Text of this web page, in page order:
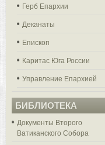
Герб Епархии
Деканаты
Епископ
Каритас Юга России
Управление Епархией
БИБЛИОТЕКА
Документы Второго
Ватиканского Собора